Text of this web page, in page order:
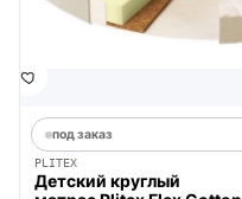
под заказ
PLITEX
Детский круглый